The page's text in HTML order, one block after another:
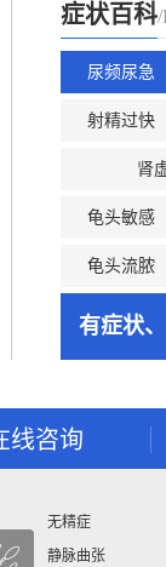
症状百科/
尿频尿急
射精过快
肾
龟头敏感
龟头流脓
有症状
线咨询
无精症
静脉曲张